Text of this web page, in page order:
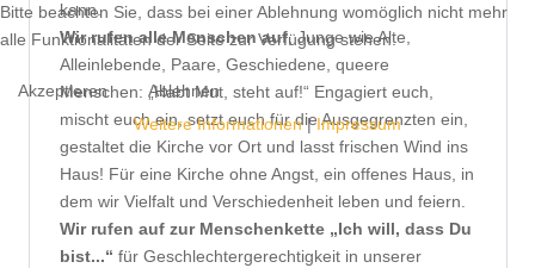
kann.
Wir rufen alle Menschen auf, Junge wie Alte,
Alleinlebende, Paare, Geschiedene, queere
Menschen: „Habt Mut, steht auf!“ Engagiert euch,
mischt euch ein, setzt euch für die Ausgegrenzten ein,
gestaltet die Kirche vor Ort und lasst frischen Wind ins
Haus! Für eine Kirche ohne Angst, ein offenes Haus, in
dem wir Vielfalt und Verschiedenheit leben und feiern.
Wir rufen auf zur Menschenkette „Ich will, dass Du
bist...“ für Geschlechtergerechtigkeit in unserer
Bitte beachten Sie, dass bei einer Ablehnung womöglich nicht mehr
alle Funktionalitäten der Seite zur Verfügung stehen.
Akzeptieren
Ablehnen
Weitere Informationen|Impressum